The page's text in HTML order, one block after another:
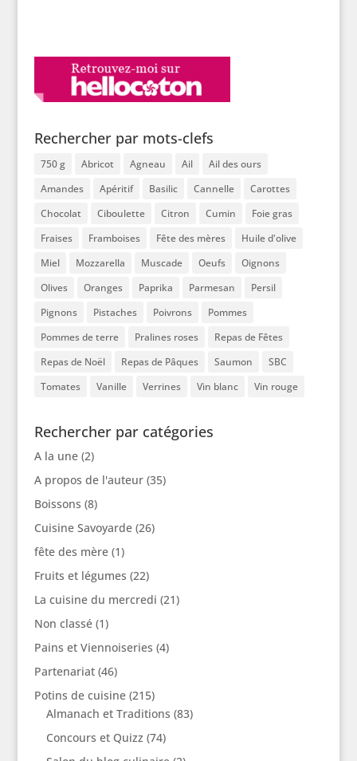
Rechercher par mots-clefs
750 g Abricot Agneau Ail
Ail des ours
Amandes
Apéritif Basilic Cannelle
Carottes
Chocolat
Ciboulette Citron Cumin
Foie gras
Fraises
Framboises Fête des mères
Huile d'olive
Miel
Mozzarella Muscade Oeufs
Oignons
Olives
Oranges Paprika Parmesan
Persil
Pignons
Pistaches Poivrons
Pommes
Pommes de terre
Pralines roses
Repas de Fêtes
Repas de Noël
Repas de Pâques Saumon
SBC
Tomates
Vanille Verrines Vin blanc Vin rouge
Rechercher par catégories
A la une(2)
A propos de l'auteur(35)
Boissons (8)
Cuisine Savoyarde(26)
fête des mère(1)
Fruits et légumes (22)
La cuisine du mercredi (21)
Non classé(1)
Pains et Viennoiseries (4)
Partenariat(46)
Potins de cuisine(215)
Almanach et Traditions (83)
Concours et Quizz (74)